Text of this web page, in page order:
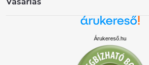
Árukereső.hu